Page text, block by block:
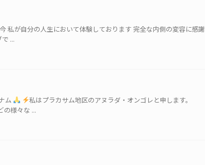
私が自分の人生において体験しております 完全な内側の変容に感謝
...
ム
私はプラカサム地区のアヌラダ・オンゴレと申します。
の様々な ...